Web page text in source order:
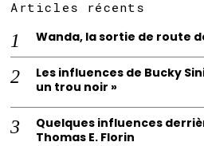
Articles récents
Wanda, la sortie de route
Les influences de Bucky
un trou noir »
Quelques influences
Thomas E. Florin